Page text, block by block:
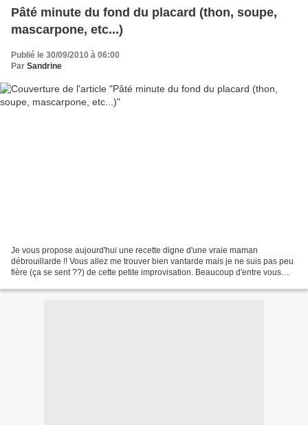
Pâté minute du fond du placard (thon, soupe,
mascarpone, etc...)
Publié le 30/09/2010 à 06:00
Par Sandrine
Je vous propose aujourd'hui une recette digne d'une vraie maman
débrouillarde !! Vous allez me trouver bien vantarde mais je ne suis pas peu
fière (ça se sent ??) de cette petite improvisation. Beaucoup d'entre vous